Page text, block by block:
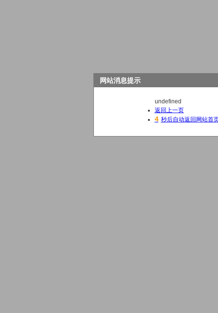
网站消息提示
undefined
返回上一页
3 秒后自动返回网站首